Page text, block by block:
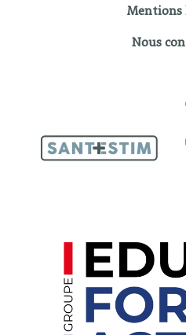
Mentions
Nous